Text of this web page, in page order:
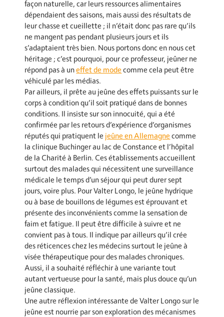
façon naturelle, car leurs ressources alimentaires
dépendaient des saisons, mais aussi des résultats de
leur chasse et cueillette ; il n’était donc pas rare qu’ils
ne mangent pas pendant plusieurs jours et ils
s’adaptaient très bien. Nous portons donc en nous cet
héritage ; c’est pourquoi, pour ce professeur, jeûner ne
répond pas à uneffet de mode comme cela peut être
véhiculé par les médias.
Par ailleurs, il prête au jeûne des effets puissants sur le
corps à condition qu’il soit pratiqué dans de bonnes
conditions. Il insiste sur son innocuité, qui a été
confirmée par les retours d’expérience d’organismes
réputés qui pratiquent le jeûne en Allemagne comme
la clinique Buchinger au lac de Constance et l’hôpital
de la Charité à Berlin. Ces établissements accueillent
surtout des malades qui nécessitent une surveillance
médicale le temps d’un séjour qui peut durer sept
jours, voire plus. Pour Valter Longo, le jeûne hydrique
ou à base de bouillons de légumes est éprouvant et
présente des inconvénients comme la sensation de
faim et fatigue. Il peut être difficile à suivre et ne
convient pas à tous. Il indique par ailleurs qu’il crée
des réticences chez les médecins surtout le jeûne à
visée thérapeutique pour des malades chroniques.
Aussi, il a souhaité réfléchir à une variante tout
autant vertueuse pour la santé, mais plus douce qu’un
jeûne classique.
Une autre réflexion intéressante de Valter Longo sur le
jeûne est nourrie par son exploration des mécanismes